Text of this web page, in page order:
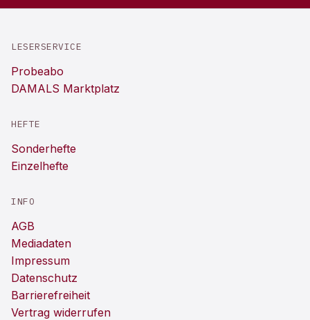
LESERSERVICE
Probeabo
DAMALS Marktplatz
HEFTE
Sonderhefte
Einzelhefte
INFO
AGB
Mediadaten
Impressum
Datenschutz
Barrierefreiheit
Vertrag widerrufen